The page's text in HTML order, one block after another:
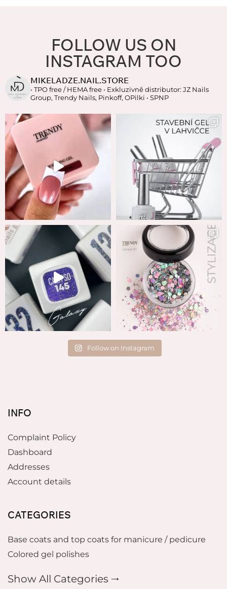
FOLLOW US ON
INSTAGRAM TOO
MIKELADZE.NAIL.STORE
• TPO free / HEMA free • Exkluzivně distributor: JZ Nails
Group, Trendy Nails, Pinkoff, OPilki • SPNP
Follow on Instagram
INFO
Complaint Policy
Dashboard
Addresses
Account details
CATEGORIES
Base coats and top coats for manicure / pedicure
Colored gel polishes
Show All Categories 🠂